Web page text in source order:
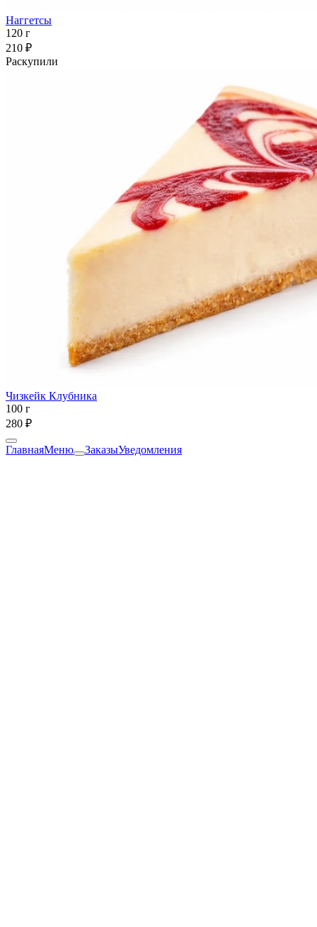
Наггетсы
120 г
210 ₽
Раскупили
Чизкейк Клубника
100 г
280 ₽
ГлавнаяМеню ЗаказыУведомления